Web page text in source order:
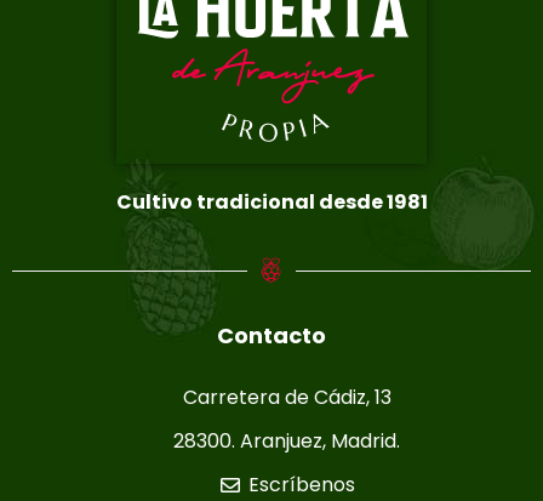
Cultivo tradicional desde 1981
Contacto
Carretera de Cádiz, 13
28300. Aranjuez, Madrid.
Escríbenos